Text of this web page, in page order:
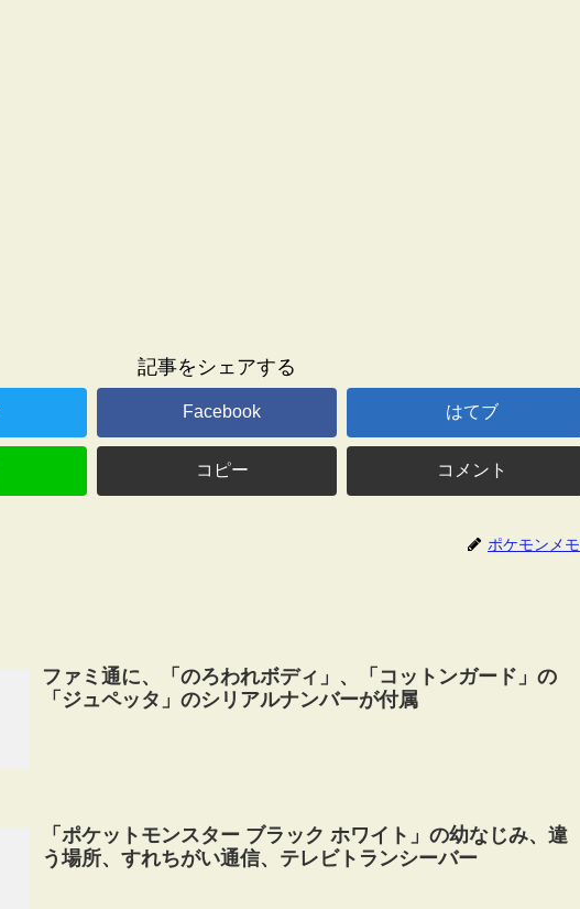
記事をシェアする
Facebook はてブ
コピー コメント
ポケモンメモ
ファミ通に、「のろわれボディ」、「コットンガード」の
「ジュペッタ」のシリアルナンバーが付属
「ポケットモンスター ブラック ホワイト」の幼なじみ、違
う場所、すれちがい通信、テレビトランシーバー